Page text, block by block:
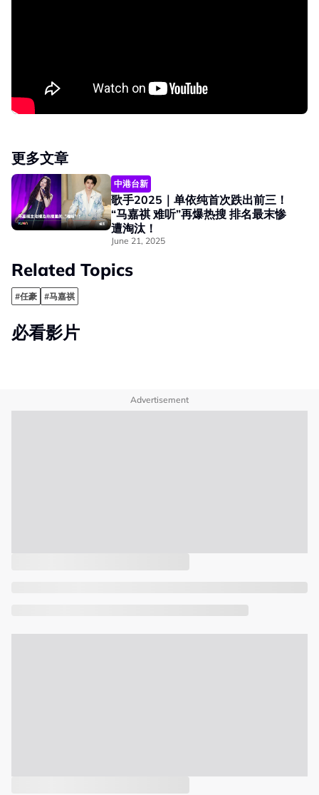
更多文章
中港台新
歌手2025｜单依纯首次跌出前三！
“马嘉祺 难听”再爆热搜 排名最末惨
遭淘汰！
June 21, 2025
Related Topics
#任豪 #马嘉祺
必看影片
Advertisement